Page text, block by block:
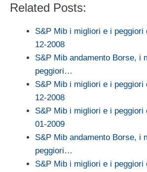
Related Posts:
S&P Mib i migliori e i peggiori
12-2008
S&P Mib andamento Borse, i
peggiori…
S&P Mib i migliori e i peggiori
12-2008
S&P Mib i migliori e i peggiori
01-2009
S&P Mib andamento Borse, i
peggiori…
S&P Mib i migliori e i peggiori